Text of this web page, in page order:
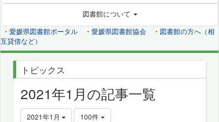
図書館について
・ 愛媛県図書館ポータル ・ 愛媛県図書館協会 ・ 図書館の方へ（相
互貸借など）
トピックス
2021年1月の記事一覧
2021年1月 100件